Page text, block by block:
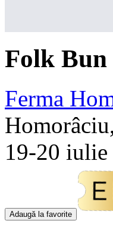
Folk Bun
Ferma
19-20 iulie
Adaugă la favorite